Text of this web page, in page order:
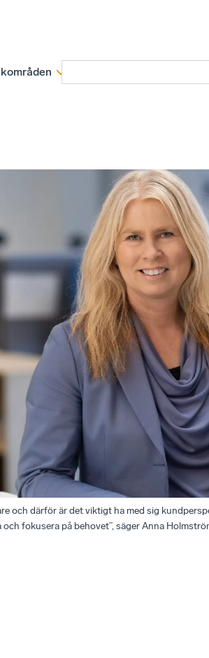
och därför är det viktigt ha med sig
fokusera på behovet”, säger Anna